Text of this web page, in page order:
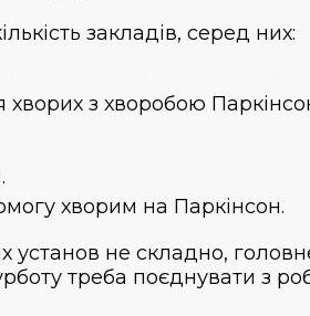
закладів, серед них:
з хворобою
хворим на Паркінсон.
не складно,
треба поєднувати з